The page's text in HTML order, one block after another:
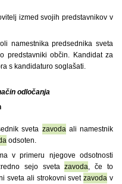
izmed svojih predstavnikov v
namestnika predsednika sveta
predstavniki občin. Kandidat za
s kandidaturo soglašati.
odločanja
sveta zavodaali namestnik
odsoten.
v primeru njegove odsotnosti
sejo svetazavoda, če to
sveta ali strokovni svetzavoda v